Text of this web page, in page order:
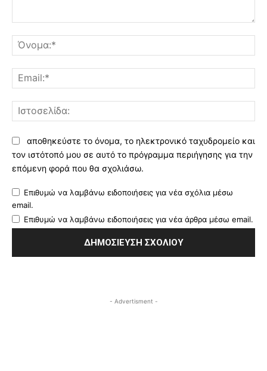
αποθηκεύστε το όνομα, το ηλεκτρονικό ταχυδρομείο και
τον ιστότοπό μου σε αυτό το πρόγραμμα περιήγησης για την
επόμενη φορά που θα σχολιάσω.
Επιθυμώ να λαμβάνω ειδοποιήσεις για νέα σχόλια μέσω
email.
Επιθυμώ να λαμβάνω ειδοποιήσεις για νέα άρθρα μέσω email.
- Advertisment -